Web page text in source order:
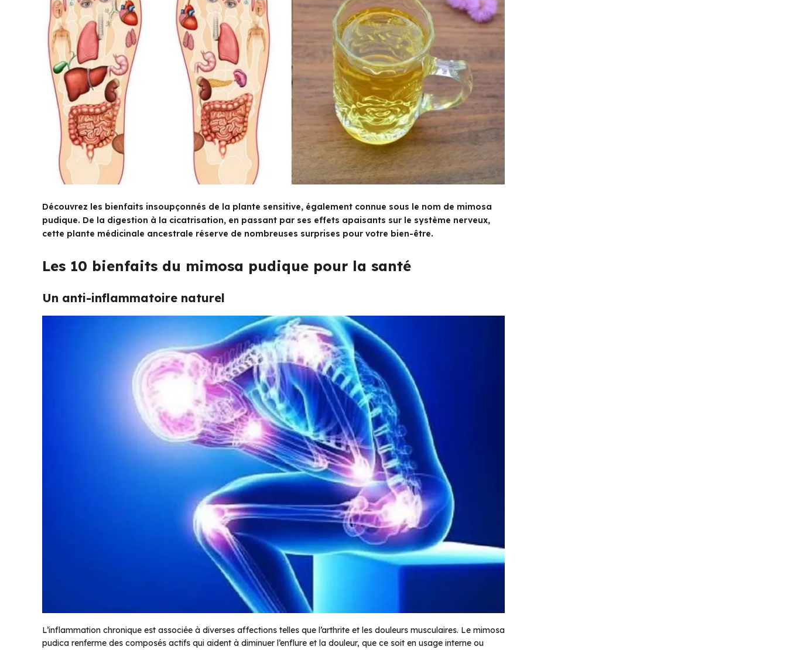
Découvrez les bienfaits insoupçonnés de la plante sensitive, également connue sous le nom de mimosa
pudique. De la digestion à la cicatrisation, en passant par ses effets apaisants sur le système nerveux,
cette plante médicinale ancestrale réserve de nombreuses surprises pour votre bien-être.
Les 10 bienfaits du mimosa pudique pour la santé
Un anti-inflammatoire naturel
L’inflammation chronique est associée à diverses affections telles que l’arthrite et les douleurs musculaires. Le mimosa
pudica renferme des composés actifs qui aident à diminuer l’enflure et la douleur, que ce soit en usage interne ou